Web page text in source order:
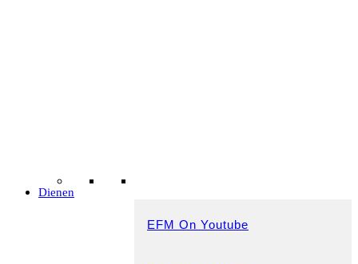
Dienen
EFM On Youtube